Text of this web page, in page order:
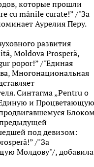
которые прошли
cu mânile curate!” /"За
Аурелия Перу.
развития
Moldova Prosperă,
popor!” /"Единая
Многонациональная
Синтагма „Pentru o
и Процветающую
под девизом:
/"За
Молдову"/, добавила